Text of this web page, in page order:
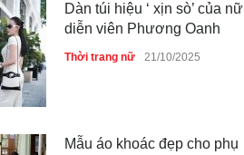
Dàn túi hiệu ‘ xịn sò’ của nữ
diễn viên Phương Oanh
Thời trang nữ 21/10/2025
Mẫu áo khoác đẹp cho phụ